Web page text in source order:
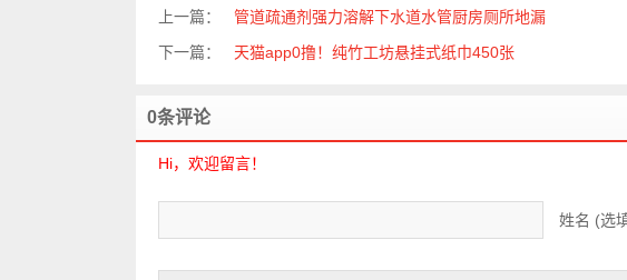
上一篇：
管道疏通剂强力溶解下水道水管厨房厕所地漏
下一篇：
天猫app0撸！纯竹工坊悬挂式纸巾450张
0条评论
Hi，欢迎留言！
姓名 (选